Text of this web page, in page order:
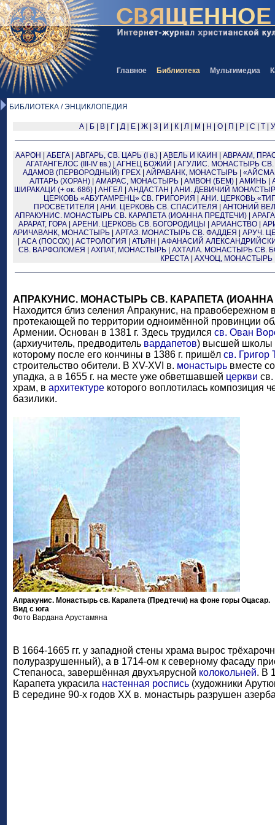
Главное Библиотека Мультимедиа
БИБЛИОТЕКА / ЭНЦИКЛОПЕДИЯ
А Б В Г Д Е Ж З И К Л М Н О П Р С Т У
ААРОН АБЕГА| АВГАРЬ, СВ. ЦАРЬ (I в.)| АВЕЛЬ И КАИН
АВРААМ,
АГАТАНГЕЛОС (III-IV вв.)
АГНЕЦ БОЖИЙ
АГУЛИС. МОНАСТЫРЬ
АДАМОВ (ПЕРВОРОДНЫЙ) ГРЕХ
АЙРАВАНК, МОНАСТЫРЬ
АЛТАРЬ (ХОРАН)
АМАРАС, МОНАСТЫРЬ АМВОН (БЕМ) АМИНЬ
ШИРАКАЦИ (+ ок. 686)| АНГЕЛ АНДАСТАН
АНИ. ДЕВИЧИЙ
ЦЕРКОВЬ «АБУГАМРЕНЦ» СВ. ГРИГОРИЯ
АНИ. ЦЕРКОВЬ
ПРОСВЕТИТЕЛЯ
АНИ. ЦЕРКОВЬ СВ. СПАСИТЕЛЯ
АНТОНИЙ
АПРАКУНИС. МОНАСТЫРЬ СВ. КАРАПЕТА (ИОАННА ПРЕДТЕЧИ)
АРАРАТ, ГОРА
АРЕНИ. ЦЕРКОВЬ СВ. БОГОРОДИЦЫ АРИАНСТВО
АРИЧАВАНК, МОНАСТЫРЬ
АРТАЗ. МОНАСТЫРЬ СВ. ФАДДЕЯ
АРУЧ.
АСА (ПОСОХ)| АСТРОЛОГИЯ АТЬЯН
АФАНАСИЙ
СВ. ВАРФОЛОМЕЯ
АХПАТ, МОНАСТЫРЬ
АХТАЛА. МОНАСТЫРЬ СВ.
КРЕСТА| АХЧОЦ, МОНАСТЫРЬ
АПРАКУНИС. МОНАСТЫРЬ СВ. КАРАПЕТА (ИОАННА
Находится близ селения Апракунис, на правобережном
протекающей по территории одноимённой провинции
Армении. Основан в 1381 г. Здесь трудился св. Ован
(архиучитель, предводитель вардапетов) высшей школы
которому после его кончины в 1386 г. пришёл св. Григор
строительство обители. В XV-XVI в. монастырь вместе
упадка, а в 1655 г. на месте уже обветшавшей церкви
храм, в архитектуре которого воплотилась композиция
базилики.
Апракунис. Монастырь св. Карапета (Предтечи) на фоне горы Оцасар.
Вид с юга
Фото Вардана Арустамяна
В 1664-1665 гг. у западной стены храма вырос
полуразрушенный), а в 1714-ом к северному фасаду
Степаноса, завершённая двухъярусной колокольней. В
Карапета украсила настенная роспись (художники
В середине 90-х годов XX в. монастырь разрушен